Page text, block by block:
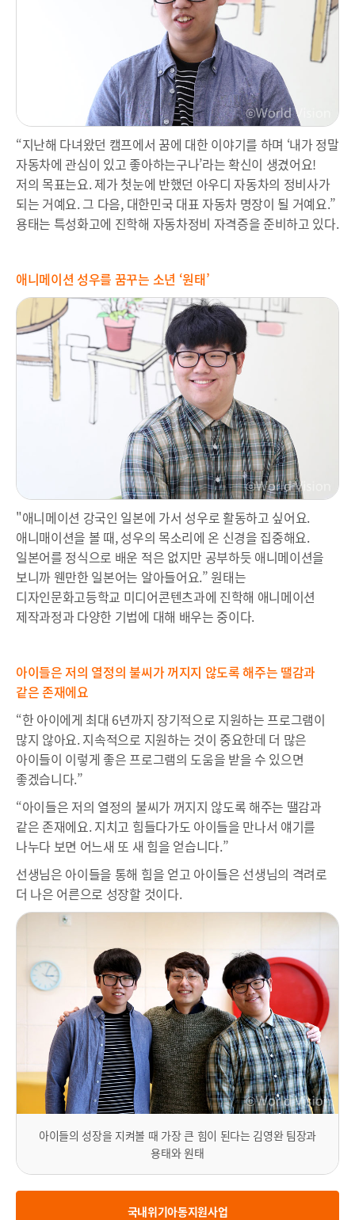
“지난해 다녀왔던 캠프에서 꿈에 대한 이야기를 하며 ‘내가 정말
자동차에 관심이 있고 좋아하는구나’라는 확신이 생겼어요!
저의 목표는요. 제가 첫눈에 반했던 아우디 자동차의 정비사가
되는 거예요. 그 다음, 대한민국 대표 자동차 명장이 될 거예요.”
용태는 특성화고에 진학해 자동차정비 자격증을 준비하고 있다.
애니메이션 성우를 꿈꾸는 소년 ‘원태’
"애니메이션 강국인 일본에 가서 성우로 활동하고 싶어요.
애니매이션을 볼 때, 성우의 목소리에 온 신경을 집중해요.
일본어를 정식으로 배운 적은 없지만 공부하듯 애니메이션을
보니까 웬만한 일본어는 알아들어요.” 원태는
디자인문화고등학교 미디어콘텐츠과에 진학해 애니메이션
제작과정과 다양한 기법에 대해 배우는 중이다.
아이들은 저의 열정의 불씨가 꺼지지 않도록 해주는 땔감과
같은 존재에요
“한 아이에게 최대 6년까지 장기적으로 지원하는 프로그램이
많지 않아요. 지속적으로 지원하는 것이 중요한데 더 많은
아이들이 이렇게 좋은 프로그램의 도움을 받을 수 있으면
좋겠습니다.”
“아이들은 저의 열정의 불씨가 꺼지지 않도록 해주는 땔감과
같은 존재에요. 지치고 힘들다가도 아이들을 만나서 얘기를
나누다 보면 어느새 또 새 힘을 얻습니다.”
선생님은 아이들을 통해 힘을 얻고 아이들은 선생님의 격려로
더 나은 어른으로 성장할 것이다.
아이들의 성장을 지켜볼 때 가장 큰 힘이 된다는 김영완 팀장과
용태와 원태
국내위기아동지원사업